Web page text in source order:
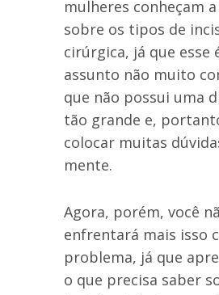
mulheres conheçam
sobre os tipos de
cirúrgica, já que esse
assunto não muito
que não possui uma
tão grande e,
colocar muitas
mente.
Agora, porém, você
enfrentará mais isso
problema, já que
o que precisa saber